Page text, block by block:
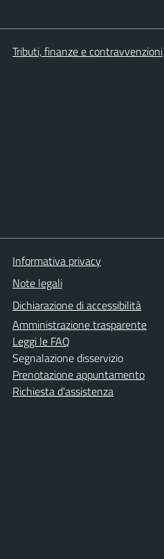
Tributi, finanze e contravvenzioni
Informativa privacy
Note legali
Dichiarazione di accessibilità
Amministrazione trasparente
Leggi le FAQ
Segnalazione disservizio
Prenotazione appuntamento
Richiesta d'assistenza